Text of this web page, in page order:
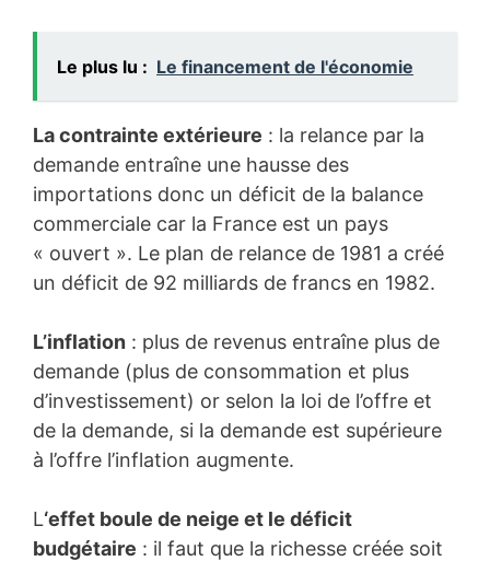
Le plus lu : Le financement de l'économie
La contrainte extérieure : la relance par la
demande entraîne une hausse des
importations donc un déficit de la balance
commerciale car la France est un pays
« ouvert ». Le plan de relance de 1981 a créé
un déficit de 92 milliards de francs en 1982.
L’inflation : plus de revenus entraîne plus de
demande (plus de consommation et plus
d’investissement) or selon la loi de l’offre et
de la demande, si la demande est supérieure
à l’offre l’inflation augmente.
L‘effet boule de neige et le déficit
budgétaire : il faut que la richesse créée soit